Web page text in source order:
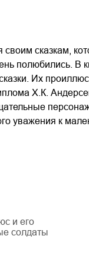
сказкам,
полюбились. В
Их
Х.К.
уважения к
и его
солдаты